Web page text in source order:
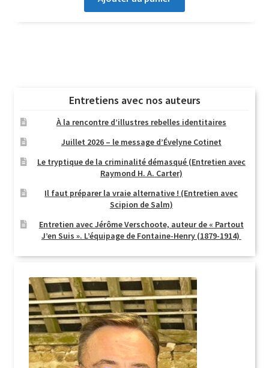
Entretiens avec nos auteurs
À la rencontre d’illustres rebelles identitaires
Juillet 2026 – le message d’Évelyne Cotinet
Le tryptique de la criminalité démasqué (Entretien avec
Raymond H. A. Carter)
Il faut préparer la vraie alternative ! (Entretien avec
Scipion de Salm)
Entretien avec Jérôme Verschoote, auteur de « Partout
J’en Suis ». L’équipage de Fontaine-Henry (1879-1914)